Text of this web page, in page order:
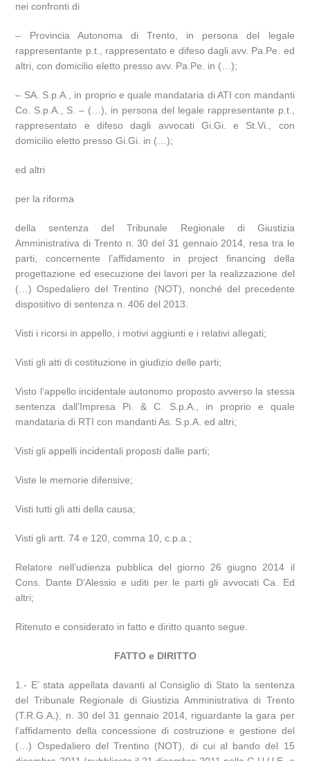
nei confronti di
– Provincia Autonoma di Trento, in persona del legale
rappresentante p.t., rappresentato e difeso dagli avv. Pa.Pe. ed
altri, con domicilio eletto presso avv. Pa.Pe. in (…);
– SA. S.p.A., in proprio e quale mandataria di ATI con mandanti
Co. S.p.A., S. – (…), in persona del legale rappresentante p.t.,
rappresentato e difeso dagli avvocati Gi.Gi. e St.Vi., con
domicilio eletto presso Gi.Gi. in (…);
ed altri
per la riforma
della sentenza del Tribunale Regionale di Giustizia
Amministrativa di Trento n. 30 del 31 gennaio 2014, resa tra le
parti, concernente l’affidamento in project financing della
progettazione ed esecuzione dei lavori per la realizzazione del
(…) Ospedaliero del Trentino (NOT), nonché del precedente
dispositivo di sentenza n. 406 del 2013.
Visti i ricorsi in appello, i motivi aggiunti e i relativi allegati;
Visti gli atti di costituzione in giudizio delle parti;
Visto l’appello incidentale autonomo proposto avverso la stessa
sentenza dall’Impresa Pi. & C. S.p.A., in proprio e quale
mandataria di RTI con mandanti As. S.p.A. ed altri;
Visti gli appelli incidentali proposti dalle parti;
Viste le memorie difensive;
Visti tutti gli atti della causa;
Visti gli artt. 74 e 120, comma 10, c.p.a.;
Relatore nell’udienza pubblica del giorno 26 giugno 2014 il
Cons. Dante D’Alessio e uditi per le parti gli avvocati Ca. Ed
altri;
Ritenuto e considerato in fatto e diritto quanto segue.
FATTO e DIRITTO
1.- E’ stata appellata davanti al Consiglio di Stato la sentenza
del Tribunale Regionale di Giustizia Amministrativa di Trento
(T.R.G.A.), n. 30 del 31 gennaio 2014, riguardante la gara per
l’affidamento della concessione di costruzione e gestione del
(…) Ospedaliero del Trentino (NOT), di cui al bando del 15